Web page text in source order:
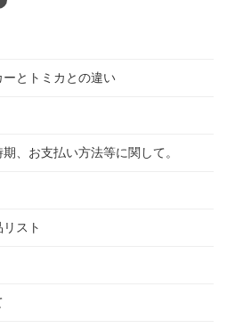
とトミカとの違い
、お支払い方法等に関して。
スト